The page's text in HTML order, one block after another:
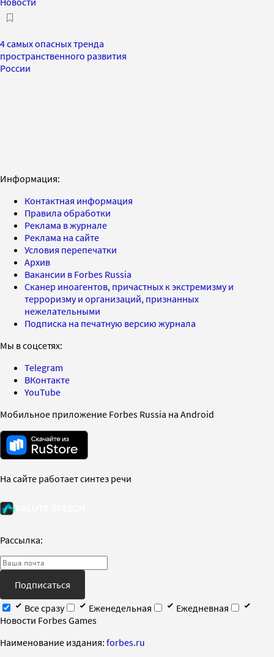
4 самых опасных тренда
пространственного развития
России
Информация:
Контактная информация
Правила обработки
Реклама в журнале
Реклама на сайте
Условия перепечатки
Архив
Вакансии в Forbes Russia
Сканер иноагентов, причастных к экстремизму и
терроризму и организаций, признанных
нежелательными
Подписка на печатную версию журнала
Мы в соцсетях:
Telegram
ВКонтакте
YouTube
Мобильное приложение Forbes Russia на Android
На сайте работает синтез речи
Рассылка:
Подписаться
Все сразу
Еженедельная
Ежедневная
Новости Forbes Games
Наименование издания: forbes.ru